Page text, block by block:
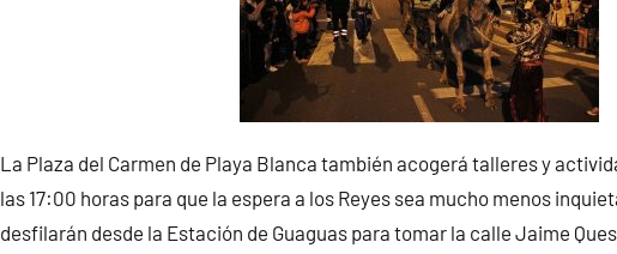
La Plaza del Carmen de Playa Blanca también acogerá talleres y
las 17:00 horas para que la espera a los Reyes sea mucho menos
desfilarán desde la Estación de Guaguas para tomar la calle Jaime